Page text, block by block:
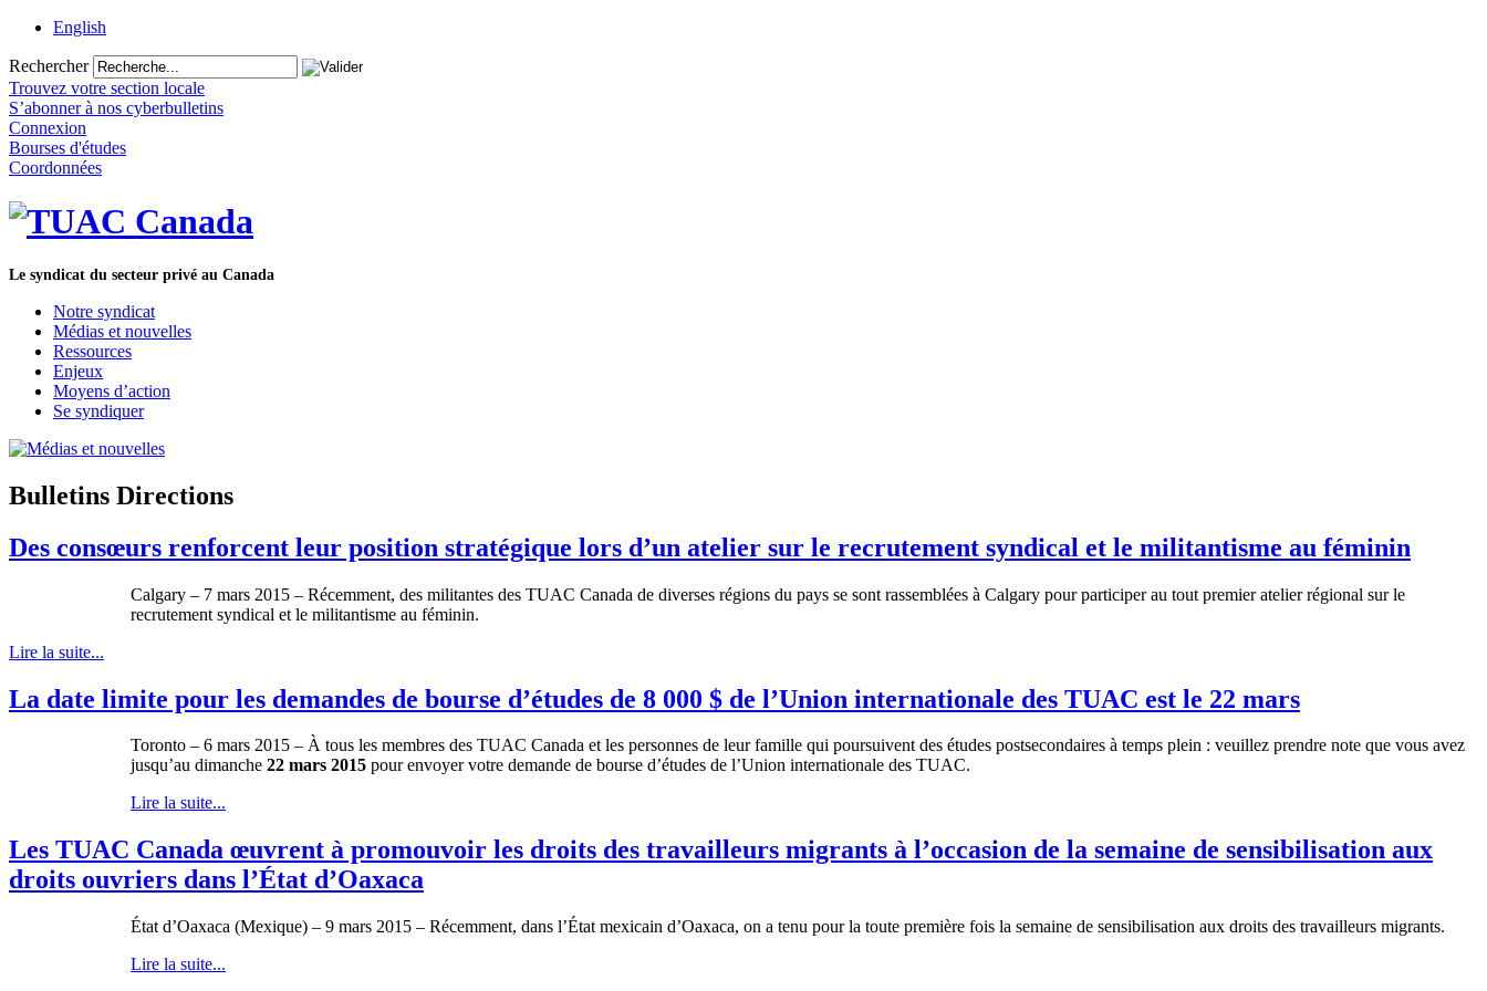
English
Rechercher
Trouvez votre section locale
S’abonner à nos cyberbulletins
Connexion
Bourses d'études
Coordonnées
Le syndicat du secteur privé au Canada
Notre syndicat
Médias et nouvelles
Ressources
Enjeux
Moyens d’action
Se syndiquer
Bulletins Directions
Des consœurs renforcent leur position stratégique lors d’un atelier sur le recrutement syndical et le militantisme au féminin
Calgary – 7 mars 2015 – Récemment, des militantes des TUAC Canada de diverses régions du pays se sont rassemblées à Calgary pour participer au tout premier atelier régional sur le
recrutement syndical et le militantisme au féminin.
Lire la suite...
La date limite pour les demandes de bourse d’études de 8 000 $ de l’Union internationale des TUAC est le 22 mars
Toronto – 6 mars 2015 – À tous les membres des TUAC Canada et les personnes de leur famille qui poursuivent des études postsecondaires à temps plein : veuillez prendre note que vous avez
jusqu’au dimanche 22 mars 2015 pour envoyer votre demande de bourse d’études de l’Union internationale des TUAC.
Lire la suite...
Les TUAC Canada œuvrent à promouvoir les droits des travailleurs migrants à l’occasion de la semaine de sensibilisation aux
droits ouvriers dans l’État d’Oaxaca
État d’Oaxaca (Mexique) – 9 mars 2015 – Récemment, dans l’État mexicain d’Oaxaca, on a tenu pour la toute première fois la semaine de sensibilisation aux droits des travailleurs migrants.
Lire la suite...